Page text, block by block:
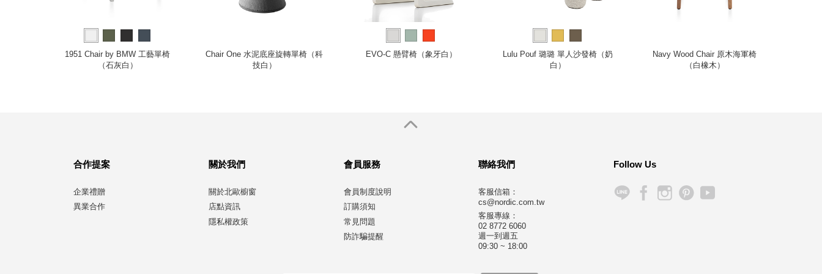
1951 Chair by BMW 工藝單椅
（石灰白）
Chair One 水泥底座旋轉單椅（科
技白）
EVO-C 懸臂椅（象牙白）
Lulu Pouf 璐璐 單人沙發椅（奶
白）
Navy Wood Chair 原木海軍椅
（白橡木）
合作提案
企業禮贈
異業合作
關於我們
關於北歐櫥窗
店點資訊
隱私權政策
會員服務
會員制度說明
訂購須知
常見問題
防詐騙提醒
聯絡我們
客服信箱：
cs@nordic.com.tw
客服專線：
02 8772 6060
週一到週五
09:30 ~ 18:00
Follow Us